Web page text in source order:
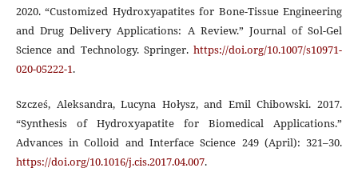
2020. “Customized Hydroxyapatites for Bone-Tissue Engineering
and Drug Delivery Applications: A Review.” Journal of Sol-Gel
Science and Technology. Springer.https://doi.org/10.1007/s10971-
020-05222-1.
Szcześ, Aleksandra, Lucyna Hołysz, and Emil Chibowski. 2017.
“Synthesis of Hydroxyapatite for Biomedical Applications.”
Advances in Colloid and Interface Science 249 (April): 321–30.
https://doi.org/10.1016/j.cis.2017.04.007.